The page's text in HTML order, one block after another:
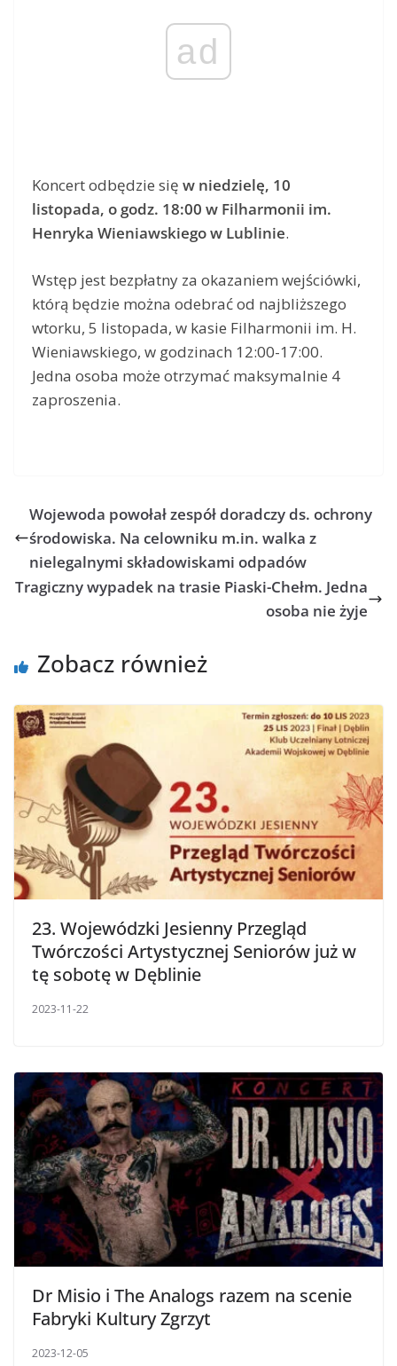
ad
Koncert odbędzie się w niedzielę, 10
listopada, o godz. 18:00 w Filharmonii im.
Henryka Wieniawskiego w Lublinie.
Wstęp jest bezpłatny za okazaniem wejściówki,
którą będzie można odebrać od najbliższego
wtorku, 5 listopada, w kasie Filharmonii im. H.
Wieniawskiego, w godzinach 12:00-17:00.
Jedna osoba może otrzymać maksymalnie 4
zaproszenia.
Wojewoda powołał zespół doradczy ds. ochrony
środowiska. Na celowniku m.in. walka z
nielegalnymi składowiskami odpadów
Tragiczny wypadek na trasie Piaski-Chełm. Jedna
osoba nie żyje
Zobacz również
23. Wojewódzki Jesienny Przegląd
Twórczości Artystycznej Seniorów już w
tę sobotę w Dęblinie
2023-11-22
Dr Misio i The Analogs razem na scenie
Fabryki Kultury Zgrzyt
2023-12-05